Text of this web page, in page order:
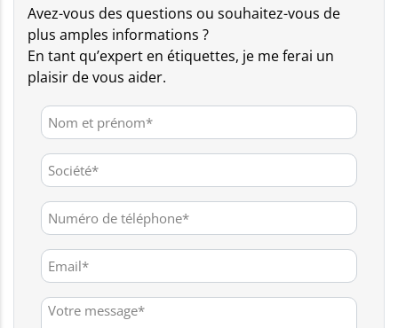
Avez-vous des questions ou souhaitez-vous de
plus amples informations ?
En tant qu’expert en étiquettes, je me ferai un
plaisir de vous aider.